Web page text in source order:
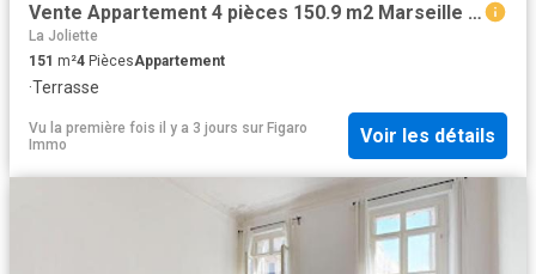
Vente Appartement 4 pièces 150.9 m2 Marseille 2ème
La Joliette
151 m²4 PiècesAppartement
·Terrasse
Vu la première fois il y a 3 jours sur Figaro
Immo
Voir les détails